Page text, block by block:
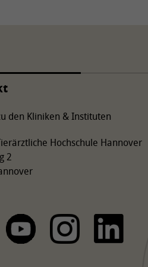
den Kliniken & Instituten
Hochschule Hannover
2